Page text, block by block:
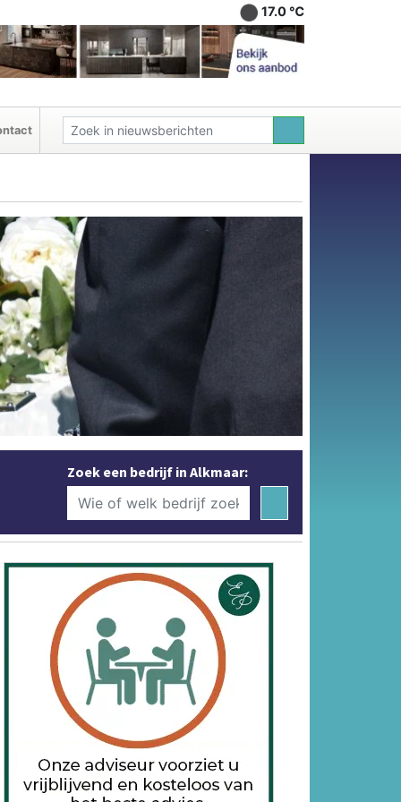
17.0 ℃
Zoek een bedrijf in Alkmaar: